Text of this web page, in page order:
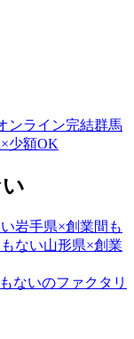
ンライン完結群馬
×少額OK
岩手県×創業間も
ない山形県×創業
ないのファクタリ